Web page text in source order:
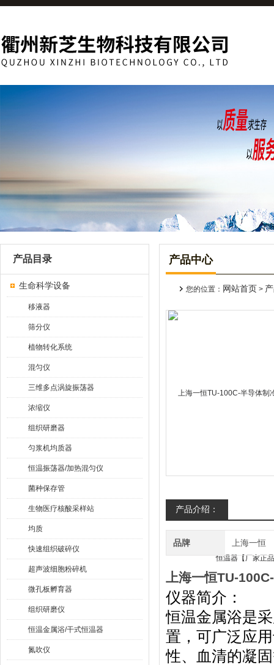
产品目录
生命科学设备
移液器
筛分仪
植物转化系统
混匀仪
三维多点涡旋振荡器
浓缩仪
组织研磨器
匀浆机均质器
恒温振荡器/加热混匀仪
菌种保存管
生物医疗核酸采样站
均质
快速组织破碎仪
超声波细胞粉碎机
微孔板孵育器
组织研磨仪
恒温金属浴/干式恒温器
氮吹仪
产品中心
您的位置： 网站首页 >
产品介绍：
品牌 上海一恒
上海一恒TU-
仪器简介：
恒温金属浴是
置，可广泛应
性、血清的凝